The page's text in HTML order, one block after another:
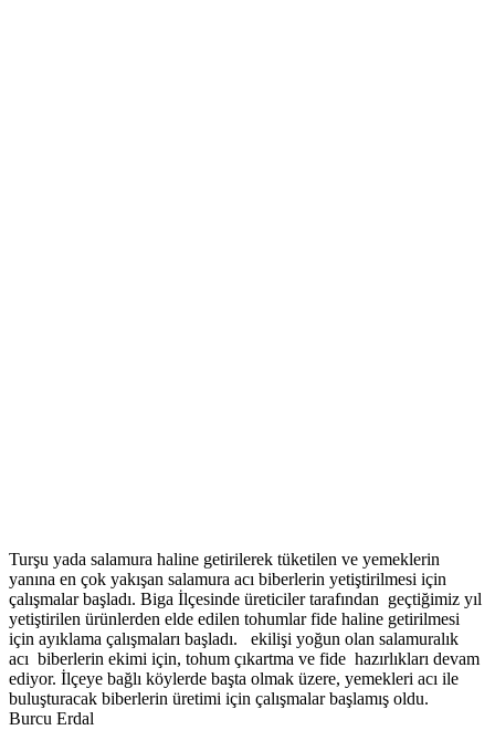
Turşu yada salamura haline getirilerek tüketilen ve yemeklerin
yanına en çok yakışan salamura acı biberlerin yetiştirilmesi için
çalışmalar başladı. Biga İlçesinde üreticiler tarafından geçtiğimiz yıl
yetiştirilen ürünlerden elde edilen tohumlar fide haline getirilmesi
için ayıklama çalışmaları başladı. ekilişi yoğun olan salamuralık
acı biberlerin ekimi için, tohum çıkartma ve fide hazırlıkları devam
ediyor. İlçeye bağlı köylerde başta olmak üzere, yemekleri acı ile
buluşturacak biberlerin üretimi için çalışmalar başlamış oldu.
Burcu Erdal